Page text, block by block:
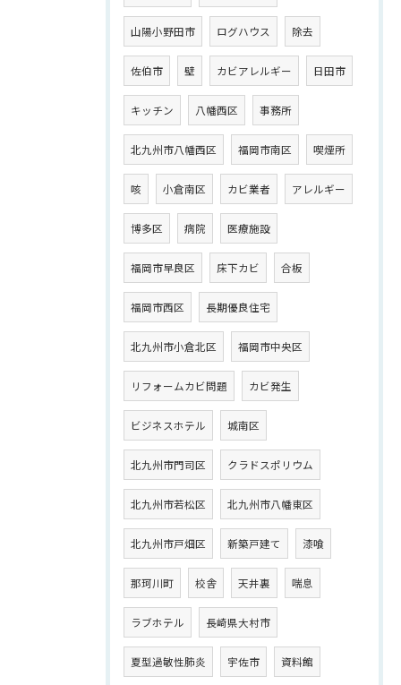
山陽小野田市 ログハウス 除去
佐伯市 壁 カビアレルギー 日田市
キッチン 八幡西区 事務所
北九州市八幡西区 福岡市南区 喫煙所
咳 小倉南区 カビ業者 アレルギー
博多区 病院 医療施設
福岡市早良区 床下カビ 合板
福岡市西区 長期優良住宅
北九州市小倉北区 福岡市中央区
リフォームカビ問題 カビ発生
ビジネスホテル 城南区
北九州市門司区 クラドスポリウム
北九州市若松区 北九州市八幡東区
北九州市戸畑区 新築戸建て 漆喰
那珂川町 校舎 天井裏 喘息
ラブホテル 長崎県大村市
夏型過敏性肺炎 宇佐市 資料館